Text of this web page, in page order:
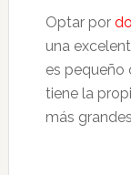
Optar por
una
es pequeño
tiene la
más